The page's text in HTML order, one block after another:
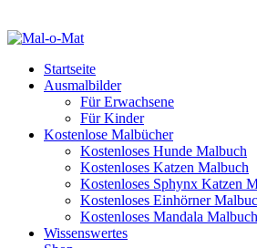
Startseite
Ausmalbilder
Für Erwachsene
Für Kinder
Kostenlose Malbücher
Kostenloses Hunde Malbuch
Kostenloses Katzen Malbuch
Kostenloses Sphynx Katzen
Kostenloses Einhörner
Kostenloses Mandala Malbuch
Wissenswertes